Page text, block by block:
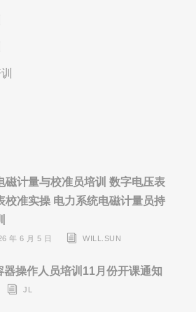
磁计量与校准员培训 数字电压表
校准实操 电力系统电磁计量员持
年 6 月 5 日 WILL.SUN
操作人员培训11月份开课通知
JL